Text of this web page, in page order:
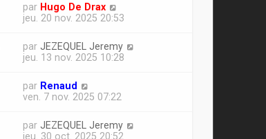
par Hugo De Drax
jeu. 20 nov. 2025 20:53
par JEZEQUEL Jeremy
jeu. 13 nov. 2025 10:28
par Renaud
ven. 7 nov. 2025 07:22
par JEZEQUEL Jeremy
jeu. 30 oct. 2025 20:52